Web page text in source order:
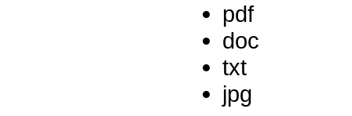
pdf
doc
txt
jpg